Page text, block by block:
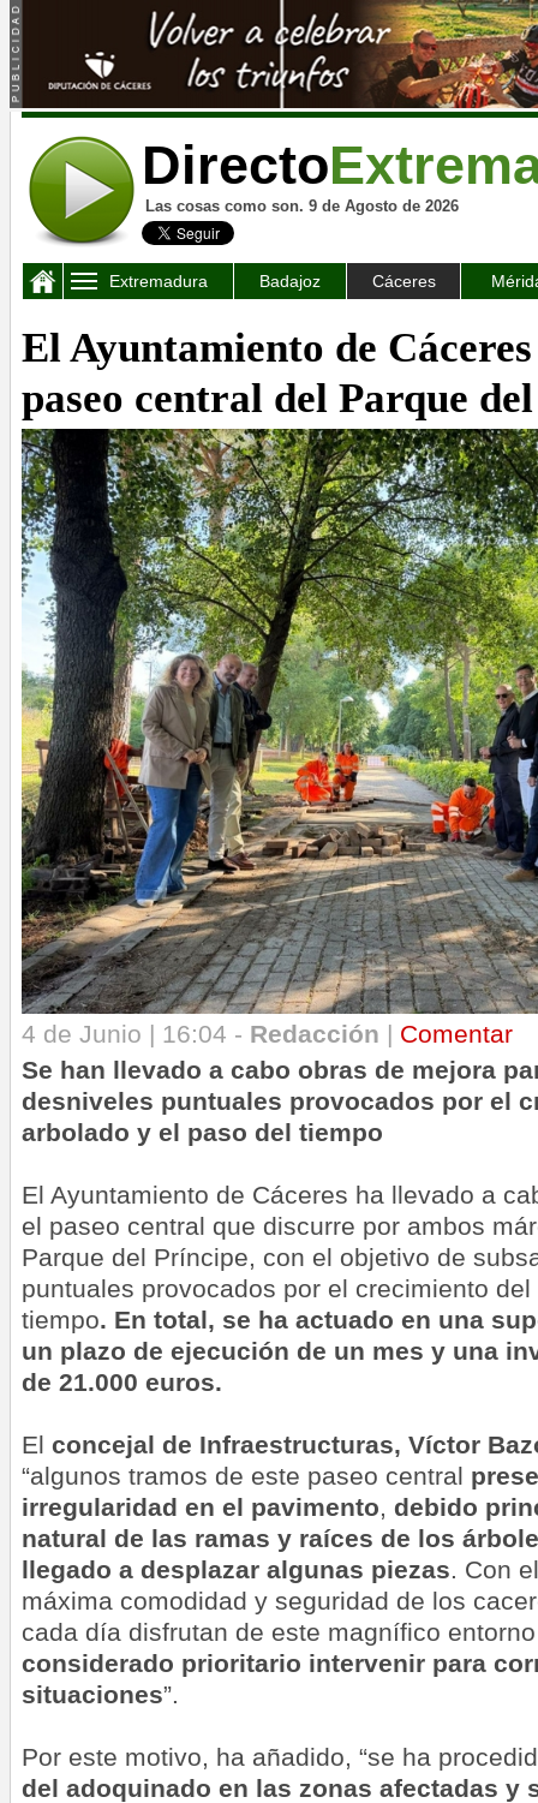
Directo
Las cosas como son. 9 de Agosto de 2026
Extremadura Badajoz Cáceres
El Ayuntamiento de
paseo central del Parque
4 de Junio | 16:04 - Redacción | Comentar
Se han llevado a cabo obras de mejora
desniveles puntuales provocados por el
arbolado y el paso del tiempo
El Ayuntamiento de Cáceres ha llevado a
el paseo central que discurre por ambos
Parque del Príncipe, con el objetivo de
puntuales provocados por el crecimiento
tiempo. En total, se ha actuado en una
un plazo de ejecución de un mes y una
de 21.000 euros.
El concejal de Infraestructuras, Víctor
“algunos tramos de este paseo central
irregularidad en el pavimento, debido
natural de las ramas y raíces de los
llegado a desplazar algunas piezas. Con
máxima comodidad y seguridad de los
cada día disfrutan de este magnífico
considerado prioritario intervenir para
situaciones”.
Por este motivo, ha añadido, “se ha
del adoquinado en las zonas afectadas y